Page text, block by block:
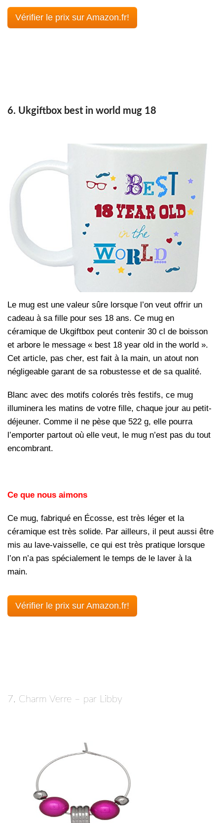
Vérifier le prix sur Amazon.fr!
6. Ukgiftbox best in world mug 18
Le mug est une valeur sûre lorsque l’on veut offrir un
cadeau à sa fille pour ses 18 ans. Ce mug en
céramique de Ukgiftbox peut contenir 30 cl de boisson
et arbore le message « best 18 year old in the world ».
Cet article, pas cher, est fait à la main, un atout non
négligeable garant de sa robustesse et de sa qualité.
Blanc avec des motifs colorés très festifs, ce mug
illuminera les matins de votre fille, chaque jour au petit-
déjeuner. Comme il ne pèse que 522 g, elle pourra
l’emporter partout où elle veut, le mug n’est pas du tout
encombrant.
Ce que nous aimons
Ce mug, fabriqué en Écosse, est très léger et la
céramique est très solide. Par ailleurs, il peut aussi être
mis au lave-vaisselle, ce qui est très pratique lorsque
l’on n’a pas spécialement le temps de le laver à la
main.
Vérifier le prix sur Amazon.fr!
7. Charm Verre – par Libby